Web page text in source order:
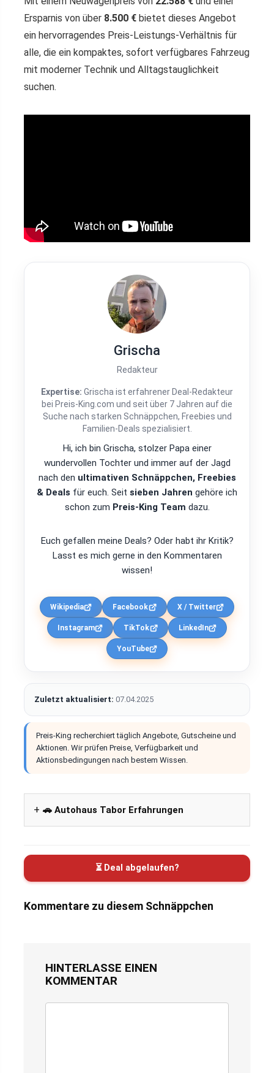
Ersparnis von über 8.500 € bietet dieses Angebot
ein hervorragendes Preis-Leistungs-Verhältnis für
alle, die ein kompaktes, sofort verfügbares Fahrzeug
mit moderner Technik und Alltagstauglichkeit
suchen.
Grischa
Redakteur
Expertise: Grischa ist erfahrener Deal-Redakteur
bei Preis-King.com und seit über 7 Jahren auf die
Suche nach starken Schnäppchen, Freebies und
Familien-Deals spezialisiert.
Hi, ich bin Grischa, stolzer Papa einer
wundervollen Tochter und immer auf der Jagd
nach den ultimativen Schnäppchen, Freebies
& Deals für euch. Seit sieben Jahren gehöre ich
schon zum Preis-King Team dazu.
Euch gefallen meine Deals? Oder habt ihr Kritik?
Lasst es mich gerne in den Kommentaren
wissen!
Wikipedia Facebook X / Twitter
Instagram TikTok LinkedIn
YouTube
Zuletzt aktualisiert: 07.04.2025
Preis-King recherchiert täglich Angebote, Gutscheine und
Aktionen. Wir prüfen Preise, Verfügbarkeit und
Aktionsbedingungen nach bestem Wissen.
🚗 Autohaus Tabor Erfahrungen
⏳ Deal abgelaufen?
Kommentare zu diesem Schnäppchen
HINTERLASSE EINEN
KOMMENTAR